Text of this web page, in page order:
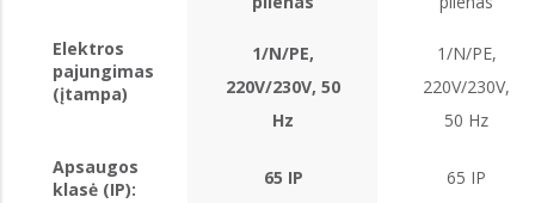
Elektros
pajungimas
(įtampa)
1/N/PE,
220V/230V, 50
Hz
1/N/PE,
220V/230V,
50 Hz
Apsaugos
klasė (IP):
65 IP 65 IP